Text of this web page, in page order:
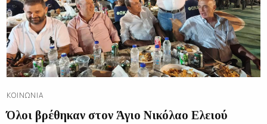
ΚΟΙΝΩΝΊΑ
Όλοι βρέθηκαν στον Άγιο Νικόλαο Ελειού